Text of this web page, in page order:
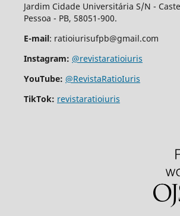
Jardim Cidade Universitária S/N -
Pessoa - PB, 58051-900.
E-mail: ratioiurisufpb@gmail.com
Instagram: @revistaratioiuris
YouTube: @RevistaRatioIuris
TikTok: revistaratioiuris